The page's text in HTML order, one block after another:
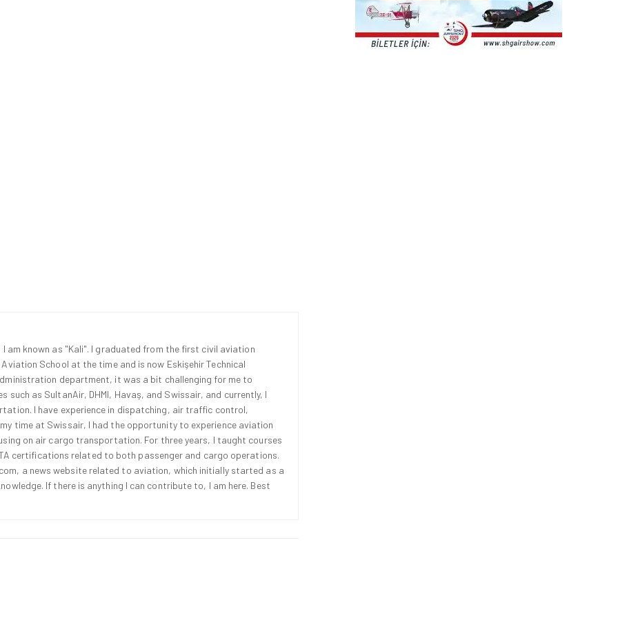
I am known as "Kali". I graduated from the first civil aviation
School at the time and is now Eskişehir Technical
department, it was a bit challenging for me to
as SultanAir, DHMI, Havaş, and Swissair, and currently, I
I have experience in dispatching, air traffic control,
time at Swissair, I had the opportunity to experience aviation
on air cargo transportation. For three years, I taught courses
certifications related to both passenger and cargo operations.
a news website related to aviation, which initially started as a
If there is anything I can contribute to, I am here. Best